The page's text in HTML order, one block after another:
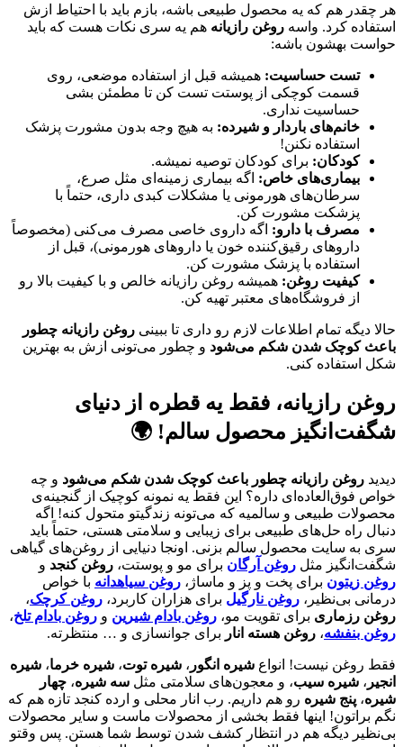
هر چقدر هم که یه محصول طبیعی باشه، بازم باید با احتیاط ازش
استفاده کرد. واسه روغن رازیانه هم یه سری نکات هست که باید
حواست بهشون باشه:
تست حساسیت: همیشه قبل از استفاده موضعی، روی
قسمت کوچکی از پوستت تست کن تا مطمئن بشی
حساسیت نداری.
خانم‌های باردار و شیرده: به هیچ وجه بدون مشورت پزشک
استفاده نکنن!
کودکان: برای کودکان توصیه نمیشه.
بیماری‌های خاص: اگه بیماری زمینه‌ای مثل صرع،
سرطان‌های هورمونی یا مشکلات کبدی داری، حتماً با
پزشکت مشورت کن.
مصرف با دارو: اگه داروی خاصی مصرف می‌کنی (مخصوصاً
داروهای رقیق‌کننده خون یا داروهای هورمونی)، قبل از
استفاده با پزشک مشورت کن.
کیفیت روغن: همیشه روغن رازیانه خالص و با کیفیت بالا رو
از فروشگاه‌های معتبر تهیه کن.
حالا دیگه تمام اطلاعات لازم رو داری تا ببینی روغن رازیانه چطور
باعث کوچک شدن شکم می‌شود و چطور می‌تونی ازش به بهترین
شکل استفاده کنی.
روغن رازیانه، فقط یه قطره از دنیای
شگفت‌انگیز محصول سالم! 🌍
دیدید روغن رازیانه چطور باعث کوچک شدن شکم می‌شود و چه
خواص فوق‌العاده‌ای داره؟ این فقط یه نمونه کوچیک از گنجینه‌ی
محصولات طبیعی و سالمیه که می‌تونه زندگیتو متحول کنه! اگه
دنبال راه حل‌های طبیعی برای زیبایی و سلامتی هستی، حتماً باید
سری به سایت محصول سالم بزنی. اونجا دنیایی از روغن‌های گیاهی
شگفت‌انگیز مثل روغن آرگان برای مو و پوستت، روغن کنجد و
روغن زیتون برای پخت و پز و ماساژ، روغن سیاهدانه با خواص
درمانی بی‌نظیر، روغن نارگیل برای هزاران کاربرد، روغن کرچک،
روغن رزماری برای تقویت مو، روغن بادام شیرین و روغن بادام تلخ،
روغن بنفشه، روغن هسته انار برای جوانسازی و … منتظرته.
فقط روغن نیست! انواع شیره انگور ، شیره توت، شیره خرما، شیره
انجیر ، شیره سیب، و معجون‌های سلامتی مثل سه شیره، چهار
شیره، پنج شیره رو هم داریم. رب انار محلی و ارده کنجد تازه هم که
نگم براتون! اینها فقط بخشی از محصولات ماست و سایر محصولات
بی‌نظیر دیگه هم در انتظار کشف شدن توسط شما هستن. پس وقتو